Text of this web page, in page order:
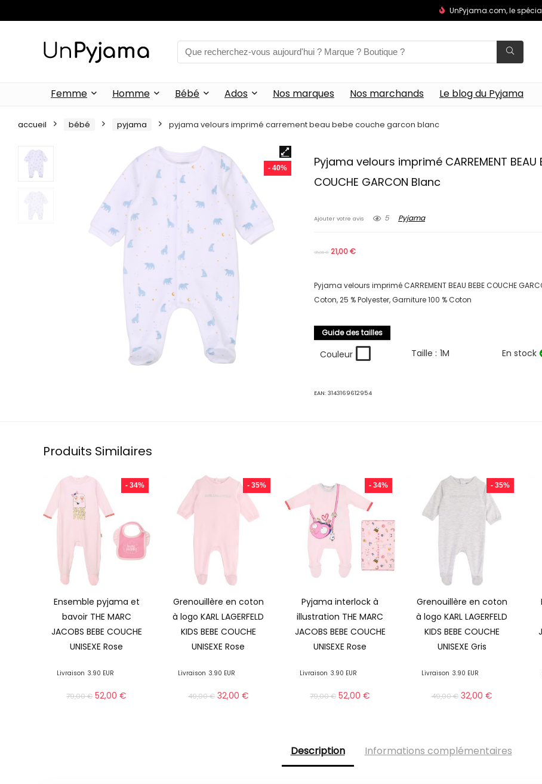
UnPyjama.com, le
Femme Homme Bébé Ados Nos marques Nos marchands Le blog du Pyjama
accueil bébé pyjama pyjama velours imprimé carrement beau bebe couche garcon blanc
- 40%
Pyjama velours imprimé CARREMENT BEAU
COUCHE GARCON Blanc
Ajouter votre avis 5 Pyjama
35,00€ 21,00€
Pyjama velours imprimé CARREMENT BEAU BEBE COUCHE
Coton, 25 % Polyester, Garniture 100 % Coton
Guide des tailles
Couleur Taille : 1M En stock
EAN:3143169612954
Produits Similaires
- 34%
Ensemble pyjama et
bavoir THE MARC
JACOBS BEBE COUCHE
UNISEXE Rose
Livraison 3.90 EUR
79,00€ 52,00€
- 35%
Grenouillère en coton
à logo KARL LAGERFELD
KIDS BEBE COUCHE
UNISEXE Rose
Livraison 3.90 EUR
49,00€ 32,00 €
- 34%
Pyjama interlock à
illustration THE MARC
JACOBS BEBE COUCHE
UNISEXE Rose
Livraison 3.90 EUR
79,00€ 52,00€
- 35%
Grenouillère en coton
à logo KARL LAGERFELD
KIDS BEBE COUCHE
UNISEXE Gris
Livraison 3.90 EUR
49,00€ 32,00 €
Description Informations complémentaires